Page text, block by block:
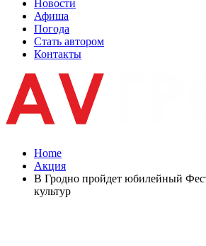
Новости
Афиша
Погода
Стать автором
Контакты
Home
Акция
В Гродно пройдет юбилейный
культур